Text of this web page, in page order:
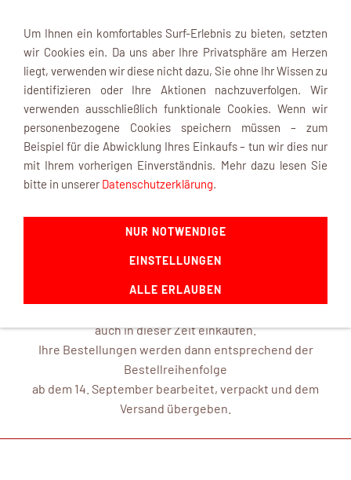
Navigation einblenden
INFOBOX
mk-modelltechnik macht Urlaub ...
ab dem 22. August 2026 und ist mit frischen Ideen ab dem
14. September 2026 wieder für Sie da.
auch in dieser Zeit einkaufen.
Ihre Bestellungen werden dann entsprechend der
Bestellreihenfolge
ab dem 14. September bearbeitet, verpackt und dem
Versand übergeben.
Um Ihnen ein komfortables Surf-Erlebnis zu bieten, setzten
wir Cookies ein. Da uns aber Ihre Privatsphäre am Herzen
liegt, verwenden wir diese nicht dazu, Sie ohne Ihr Wissen zu
identifizieren oder Ihre Aktionen nachzuverfolgen. Wir
verwenden ausschließlich funktionale Cookies. Wenn wir
personenbezogene Cookies speichern müssen – zum
Beispiel für die Abwicklung Ihres Einkaufs – tun wir dies nur
mit Ihrem vorherigen Einverständnis. Mehr dazu lesen Sie
bitte in unserer Datenschutzerklärung.
NUR NOTWENDIGE
EINSTELLUNGEN
ALLE ERLAUBEN